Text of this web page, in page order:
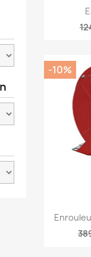


-10%